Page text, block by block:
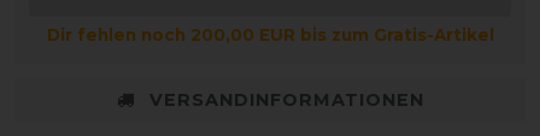
Dir fehlen noch 200,00 EUR bis zum Gratis-Artikel
VERSANDINFORMATIONEN